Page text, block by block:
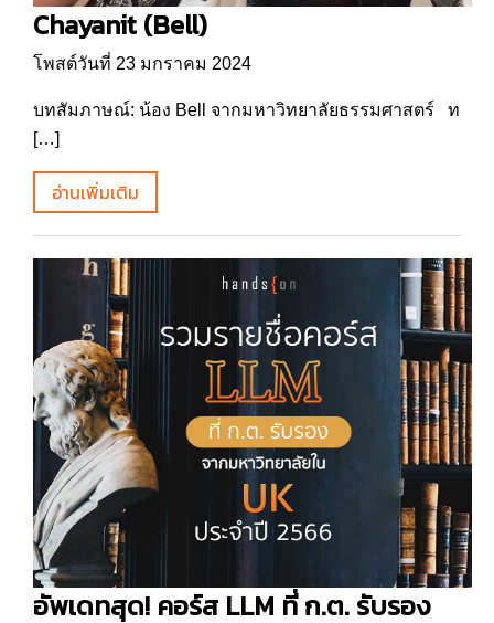
Chayanit (Bell)
โพสต์วันที่ 23 มกราคม 2024
บทสัมภาษณ์: น้อง Bell จากมหาวิทยาลัยธรรมศาสตร์ ท
[…]
อ่านเพิ่มเติม
อัพเดทสุด! คอร์ส LLM ที่ ก.ต. รับรอง